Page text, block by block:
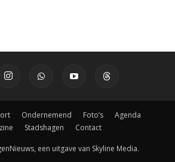
Ondernemend Foto’s
Agenda
Stadshagen Contact
een uitgave van Skyline Media.